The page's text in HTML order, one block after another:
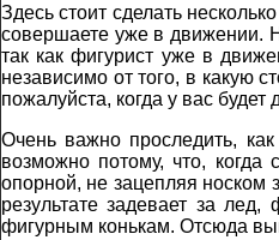
Здесь стоит сделать
совершаете уже в движении.
так как фигурист уже в
независимо от того, в какую
пожалуйста, когда у вас
Очень важно проследить,
возможно потому, что, когда
опорной, не зацепляя носком
результате задевает за
фигурным конькам. Отсюда